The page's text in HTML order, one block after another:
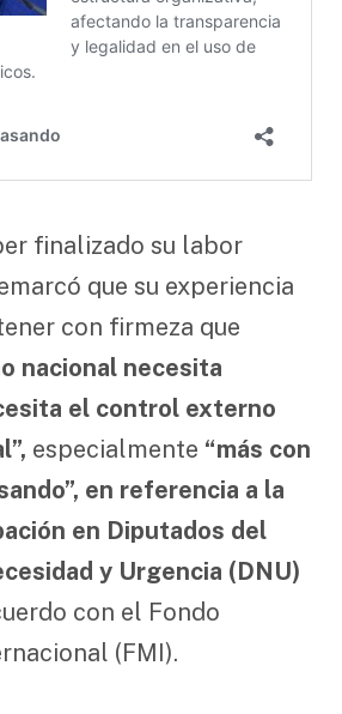
finalizado su labor
que su experiencia
con firmeza que
nacional necesita
el control externo
especialmente “más con
en referencia a la
en Diputados del
y Urgencia (DNU)
con el Fondo
(FMI).